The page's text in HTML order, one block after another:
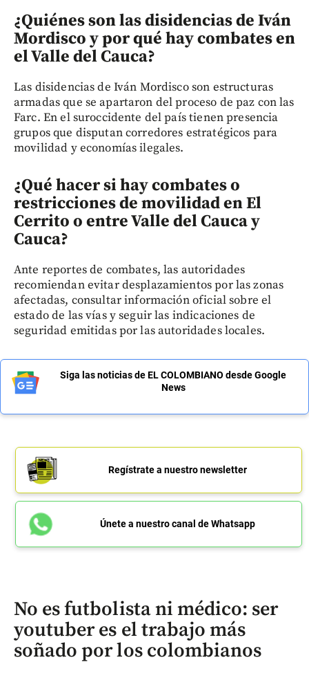
¿Quiénes son las disidencias de Iván
Mordisco y por qué hay combates en
el Valle del Cauca?
Las disidencias de Iván Mordisco son estructuras
armadas que se apartaron del proceso de paz con las
Farc. En el suroccidente del país tienen presencia
grupos que disputan corredores estratégicos para
movilidad y economías ilegales.
¿Qué hacer si hay combates o
restricciones de movilidad en El
Cerrito o entre Valle del Cauca y
Cauca?
Ante reportes de combates, las autoridades
recomiendan evitar desplazamientos por las zonas
afectadas, consultar información oficial sobre el
estado de las vías y seguir las indicaciones de
seguridad emitidas por las autoridades locales.
Siga las noticias de EL COLOMBIANO desde Google
News
Regístrate a nuestro newsletter
Únete a nuestro canal de Whatsapp
No es futbolista ni médico: ser
youtuber es el trabajo más
soñado por los colombianos